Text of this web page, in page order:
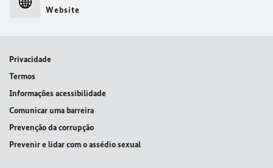
Website
Privacidade
Termos
Informações acessibilidade
Comunicar uma barreira
Prevenção da corrupção
Prevenir e lidar com o assédio sexual